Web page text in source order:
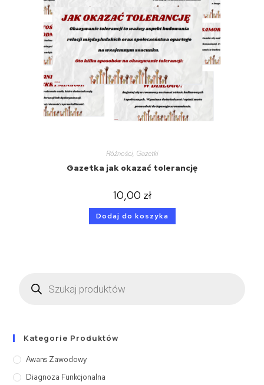
Różności, Gazetki
Gazetka jak okazać tolerancję
10,00 zł
Dodaj do koszyka
Kategorie Produktów
Awans Zawodowy
Diagnoza Funkcjonalna